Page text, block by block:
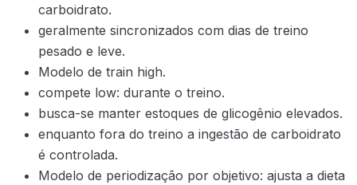
carboidrato.
geralmente sincronizados com dias de treino
pesado e leve.
Modelo de train high.
compete low: durante o treino.
busca-se manter estoques de glicogênio elevados.
enquanto fora do treino a ingestão de carboidrato
é controlada.
Modelo de periodização por objetivo: ajusta a dieta